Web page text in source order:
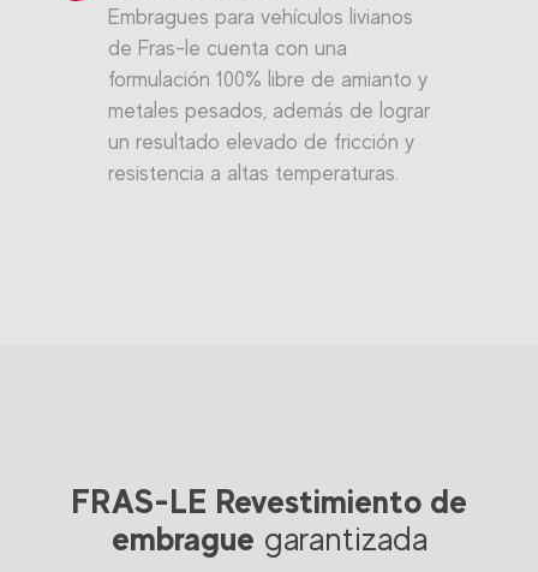
Embragues para vehículos livianos
de Fras-le cuenta con una
formulación 100% libre de amianto y
metales pesados, además de lograr
un resultado elevado de fricción y
resistencia a altas temperaturas.
FRAS-LE Revestimiento de
embrague garantizada